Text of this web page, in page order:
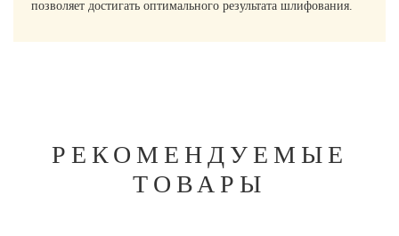
позволяет достигать оптимального результата шлифования.
РЕКОМЕНДУЕМЫЕ
ТОВАРЫ